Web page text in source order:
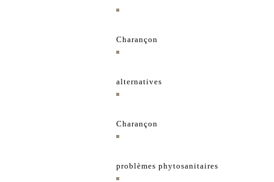
Charançon
alternatives
Charançon
problèmes phytosanitaires